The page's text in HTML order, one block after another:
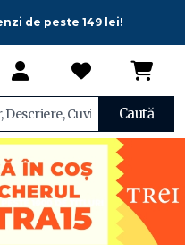
de peste 149 lei!
Caută